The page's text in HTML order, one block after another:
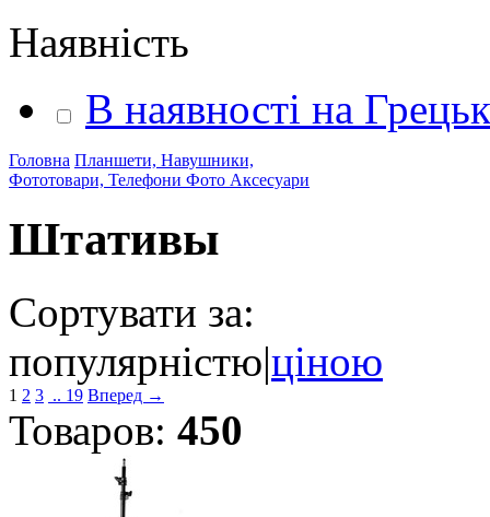
Наявність
В наявності на
Головна Планшети, Навушники,
Фототовари, Телефони Фото Аксесуари
Штативы
Сортувати за:
популярністю|ціною
1 2 3 .. 19 Вперед →
Товаров: 450